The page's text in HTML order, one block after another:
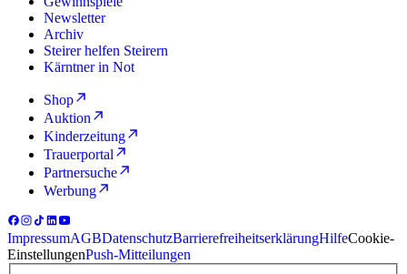
Newsletter
Archiv
Steirer helfen Steirern
Kärntner in Not
Shop
Auktion
Kinderzeitung
Trauerportal
Partnersuche
Werbung
ImpressumAGBDatenschutzBarrierefreiheitserklärungHilfeCookie-
EinstellungenPush-Mitteilungen